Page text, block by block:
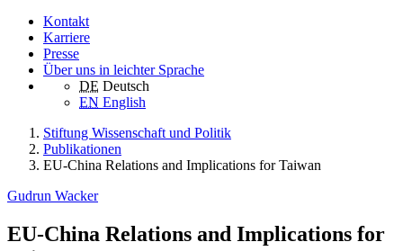
Kontakt
Karriere
Presse
Über uns in leichter Sprache
DE Deutsch
EN English
Stiftung Wissenschaft und Politik
Publikationen
EU-China Relations and Implications for Taiwan
Gudrun Wacker
EU-China Relations and Implications for